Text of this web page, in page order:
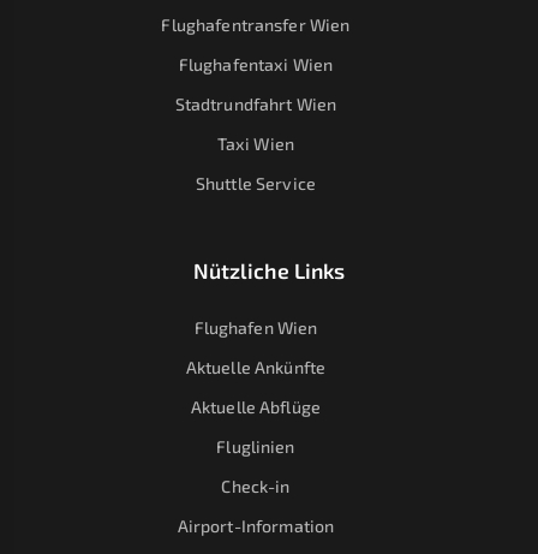
Flughafentransfer Wien
Flughafentaxi Wien
Stadtrundfahrt Wien
Taxi Wien
Shuttle Service
Nützliche Links
Flughafen Wien
Aktuelle Ankünfte
Aktuelle Abflüge
Fluglinien
Check-in
Airport-Information